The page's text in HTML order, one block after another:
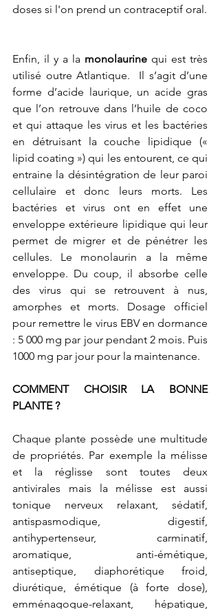
Enfin, il y a la monolaurine qui est très
utilisé outre Atlantique.  Il s’agit d’une
forme d’acide laurique, un acide gras
que l’on retrouve dans l’huile de coco
et qui attaque les virus et les bactéries
en détruisant la couche lipidique («
lipid coating ») qui les entourent, ce qui
entraine la désintégration de leur paroi
cellulaire et donc leurs morts. Les
bactéries et virus ont en effet une
enveloppe extérieure lipidique qui leur
permet de migrer et de pénétrer les
cellules. Le monolaurin a la même
enveloppe. Du coup, il absorbe celle
des virus qui se retrouvent à nus,
amorphes et morts. Dosage officiel
pour remettre le virus EBV en dormance
: 5 000 mg par jour pendant 2 mois. Puis
1000 mg par jour pour la maintenance.
COMMENT CHOISIR LA BONNE
PLANTE ?
Chaque plante possède une multitude
de propriétés. Par exemple la mélisse
et la réglisse sont toutes deux
antivirales mais la mélisse est aussi
tonique nerveux relaxant, sédatif,
antispasmodique, digestif,
antihypertenseur, carminatif,
aromatique, anti-émétique,
antiseptique, diaphorétique froid,
diurétique, émétique (à forte dose),
emménagogue-relaxant, hépatique,